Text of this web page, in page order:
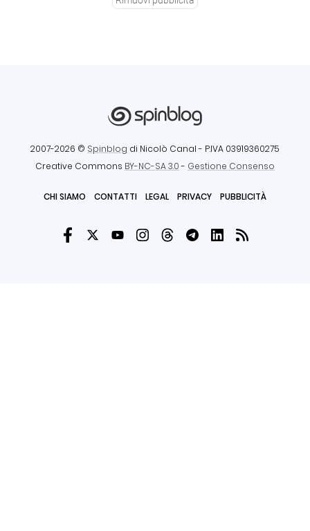
2007-2026 © Spinblog di Nicolò Canal - P.IVA 03919360275
Creative Commons BY-NC-SA 3.0- Gestione Consenso
CHI SIAMO CONTATTI LEGAL PRIVACY PUBBLICITÀ